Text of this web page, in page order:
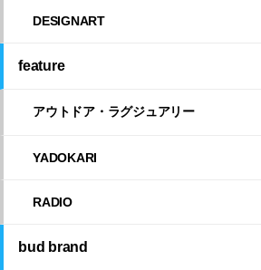
DESIGNART
feature
アウトドア・ラグジュアリー
YADOKARI
RADIO
bud brand